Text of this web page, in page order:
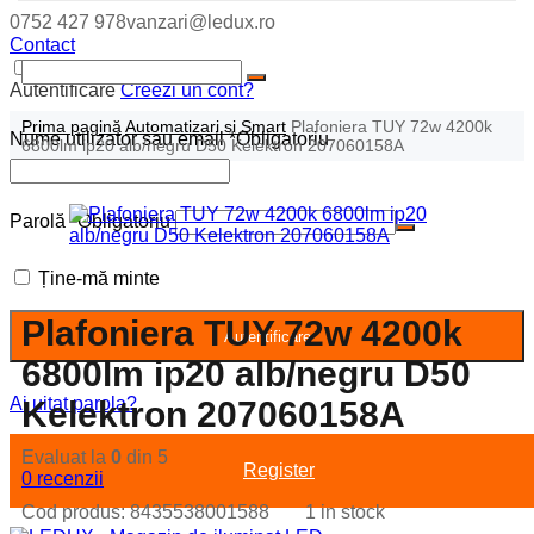
0752 427 978vanzari@ledux.ro
Contact
Autentificare Creezi un cont?
Nume utilizator sau email*Obligatoriu
Parolă*Obligatoriu
Ține-mă minte
Autentificare
Ai uitat parola?
Register
Prima pagină Automatizari si Smart Plafoniera TUY 72w 4200k
6800lm ip20 alb/negru D50 Kelektron 207060158A
Plafoniera TUY 72w 4200k
6800lm ip20 alb/negru D50
Kelektron 207060158A
Evaluat la 0 din 5
0 recenzii
Cod produs: 8435538001588 1 in stock